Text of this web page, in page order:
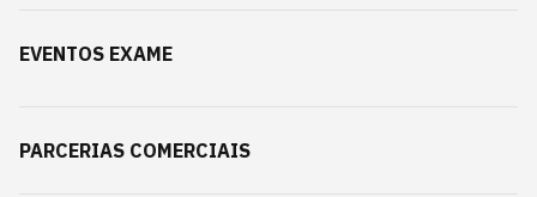
EVENTOS EXAME
PARCERIAS COMERCIAIS